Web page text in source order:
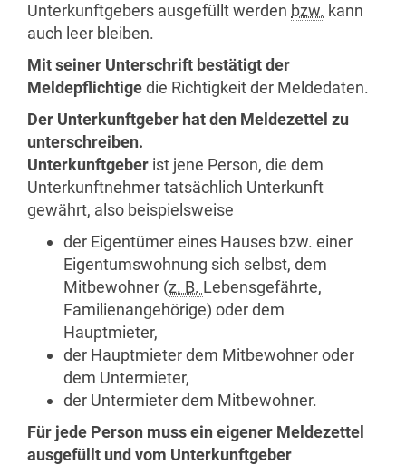
Unterkunftgebers ausgefüllt werden bzw. kann
auch leer bleiben.
Mit seiner Unterschrift bestätigt der
Meldepflichtigedie Richtigkeit der Meldedaten.
Der Unterkunftgeber hat den Meldezettel zu
unterschreiben.
Unterkunftgeber ist jene Person, die dem
Unterkunftnehmer tatsächlich Unterkunft
gewährt, also beispielsweise
der Eigentümer eines Hauses bzw. einer
Eigentumswohnung sich selbst, dem
Mitbewohner (z. B. Lebensgefährte,
Familienangehörige) oder dem
Hauptmieter,
der Hauptmieter dem Mitbewohner oder
dem Untermieter,
der Untermieter dem Mitbewohner.
Für jede Person muss ein eigener Meldezettel
ausgefüllt und vom Unterkunftgeber